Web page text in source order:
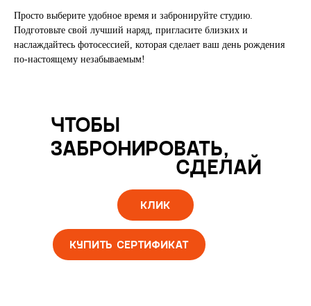
Просто выберите удобное время и забронируйте студию.
Подготовьте свой лучший наряд, пригласите близких и
наслаждайтесь фотосессией, которая сделает ваш день рождения
по-настоящему незабываемым!
ЧТОБЫ
ЗАБРОНИРОВАТЬ,
СДЕЛАЙ
КЛИК
КУПИТЬ СЕРТИФИКАТ